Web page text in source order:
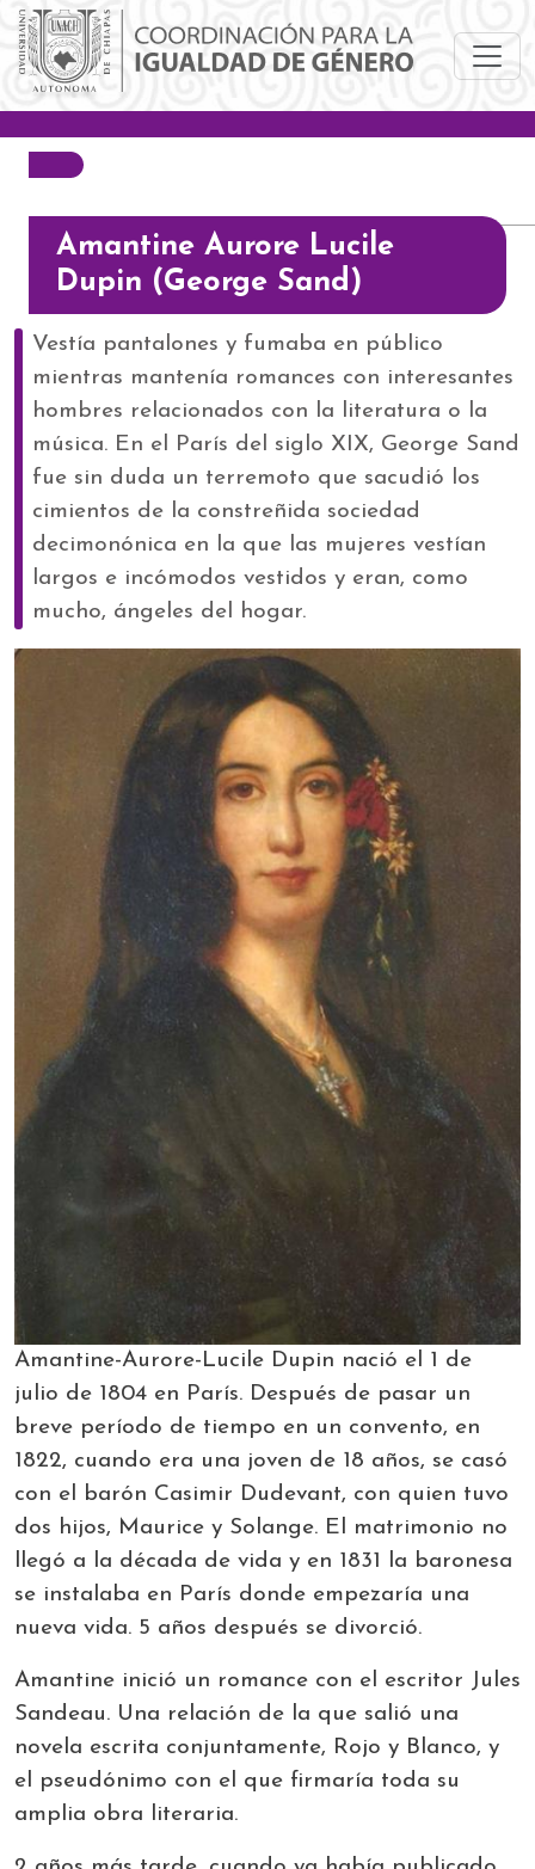
Pasar al contenido principal
Amantine Aurore Lucile
Dupin (George Sand)
Vestía pantalones y fumaba en público
mientras mantenía romances con interesantes
hombres relacionados con la literatura o la
música. En el París del siglo XIX, George Sand
fue sin duda un terremoto que sacudió los
cimientos de la constreñida sociedad
decimonónica en la que las mujeres vestían
largos e incómodos vestidos y eran, como
mucho, ángeles del hogar.
Amantine-Aurore-Lucile Dupin nació el 1 de
julio de 1804 en París. Después de pasar un
breve período de tiempo en un convento, en
1822, cuando era una joven de 18 años, se casó
con el barón Casimir Dudevant, con quien tuvo
dos hijos, Maurice y Solange. El matrimonio no
llegó a la década de vida y en 1831 la baronesa
se instalaba en París donde empezaría una
nueva vida. 5 años después se divorció.
Amantine inició un romance con el escritor Jules
Sandeau. Una relación de la que salió una
novela escrita conjuntamente, Rojo y Blanco, y
el pseudónimo con el que firmaría toda su
amplia obra literaria.